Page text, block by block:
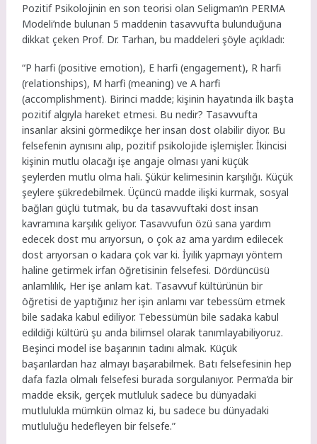
Pozitif Psikolojinin en son teorisi olan Seligman’ın PERMA
Modeli’nde bulunan 5 maddenin tasavvufta bulunduğuna
dikkat çeken Prof. Dr. Tarhan, bu maddeleri şöyle açıkladı:
“P harfi (positive emotion), E harfi (engagement), R harfi
(relationships), M harfi (meaning) ve A harfi
(accomplishment). Birinci madde; kişinin hayatında ilk başta
pozitif algıyla hareket etmesi. Bu nedir? Tasavvufta
insanlar aksini görmedikçe her insan dost olabilir diyor. Bu
felsefenin aynısını alıp, pozitif psikolojide işlemişler. İkincisi
kişinin mutlu olacağı işe angaje olması yani küçük
şeylerden mutlu olma hali. Şükür kelimesinin karşılığı. Küçük
şeylere şükredebilmek. Üçüncü madde ilişki kurmak, sosyal
bağları güçlü tutmak, bu da tasavvuftaki dost insan
kavramına karşılık geliyor. Tasavvufun özü sana yardım
edecek dost mu arıyorsun, o çok az ama yardım edilecek
dost arıyorsan o kadara çok var ki. İyilik yapmayı yöntem
haline getirmek irfan öğretisinin felsefesi. Dördüncüsü
anlamlılık, Her işe anlam kat. Tasavvuf kültürünün bir
öğretisi de yaptığınız her işin anlamı var tebessüm etmek
bile sadaka kabul ediliyor. Tebessümün bile sadaka kabul
edildiği kültürü şu anda bilimsel olarak tanımlayabiliyoruz.
Beşinci model ise başarının tadını almak. Küçük
başarılardan haz almayı başarabilmek. Batı felsefesinin hep
dafa fazla olmalı felsefesi burada sorgulanıyor. Perma’da bir
madde eksik, gerçek mutluluk sadece bu dünyadaki
mutlulukla mümkün olmaz ki, bu sadece bu dünyadaki
mutluluğu hedefleyen bir felsefe.”